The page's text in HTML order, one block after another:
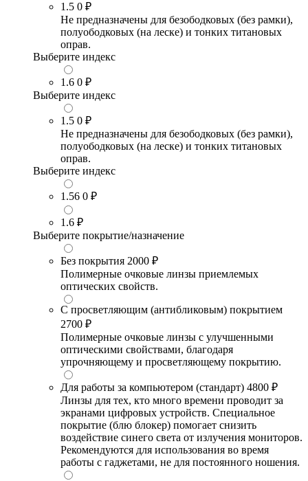
1.5 0 ₽
Не предназначены для безободковых (без рамки),
полуободковых (на леске) и тонких титановых
оправ.
Выберите индекс
1.6 0 ₽
Выберите индекс
1.5 0 ₽
Не предназначены для безободковых (без рамки),
полуободковых (на леске) и тонких титановых
оправ.
Выберите индекс
1.56 0 ₽
1.6 ₽
Выберите покрытие/назначение
Без покрытия 2000 ₽
Полимерные очковые линзы приемлемых
оптических свойств.
С просветляющим (антибликовым) покрытием
2700 ₽
Полимерные очковые линзы с улучшенными
оптическими свойствами, благодаря
упрочняющему и просветляющему покрытию.
Для работы за компьютером (стандарт) 4800 ₽
Линзы для тех, кто много времени проводит за
экранами цифровых устройств. Специальное
покрытие (блю блокер) помогает снизить
воздействие синего света от излучения мониторов.
Рекомендуются для использования во время
работы с гаджетами, не для постоянного ношения.